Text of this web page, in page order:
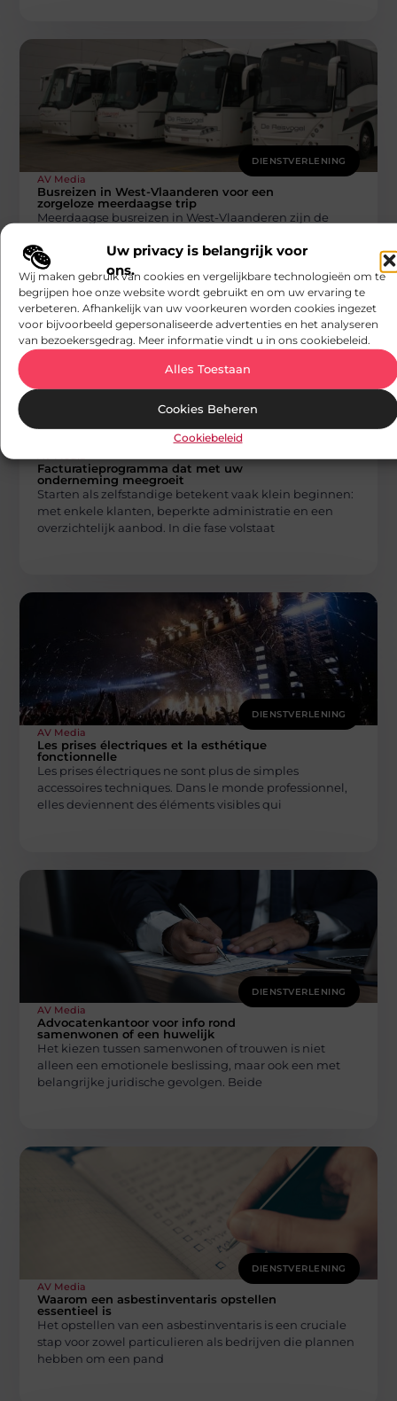
Uw privacy is belangrijk voor
ons.
Wij maken gebruik van cookies en vergelijkbare technologieën om te
begrijpen hoe onze website wordt gebruikt en om uw ervaring te
verbeteren. Afhankelijk van uw voorkeuren worden cookies ingezet
voor bijvoorbeeld gepersonaliseerde advertenties en het analyseren
van bezoekersgedrag. Meer informatie vindt u in ons cookiebeleid.
Alles Toestaan
Cookies Beheren
Cookiebeleid
DIENSTVERLENING
AV Media
Busreizen in West-Vlaanderen voor een
zorgeloze meerdaagse trip
Meerdaagse busreizen in West-Vlaanderen zijn de
ontdekken zonder zelf te moeten rijden. Of u
AV Media
Facturatieprogramma dat met uw
onderneming meegroeit
Starten als zelfstandige betekent vaak klein beginnen:
met enkele klanten, beperkte administratie en een
overzichtelijk aanbod. In die fase volstaat
DIENSTVERLENING
AV Media
Les prises électriques et la esthétique
fonctionnelle
Les prises électriques ne sont plus de simples
accessoires techniques. Dans le monde professionnel,
elles deviennent des éléments visibles qui
DIENSTVERLENING
AV Media
Advocatenkantoor voor info rond
samenwonen of een huwelijk
Het kiezen tussen samenwonen of trouwen is niet
alleen een emotionele beslissing, maar ook een met
belangrijke juridische gevolgen. Beide
DIENSTVERLENING
AV Media
Waarom een asbestinventaris opstellen
essentieel is
Het opstellen van een asbestinventaris is een cruciale
stap voor zowel particulieren als bedrijven die plannen
hebben om een pand